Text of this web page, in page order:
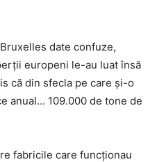
date confuze,
europeni le-au luat însă
că din sfecla pe care şi-o
anual… 109.000 de tone de
fabricile care funcţionau